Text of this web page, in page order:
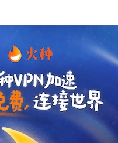
支持
支持[0] 反对[0]